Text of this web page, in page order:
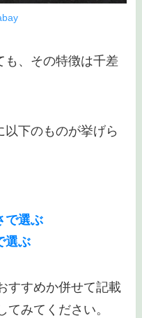
も、その特徴は千差
下のものが挙げら
で選ぶ
選ぶ
すすめか併せて記載
みてください。